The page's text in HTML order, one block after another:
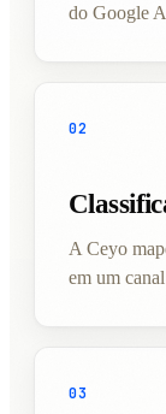
do Google
02
A Ceyo
em um
03